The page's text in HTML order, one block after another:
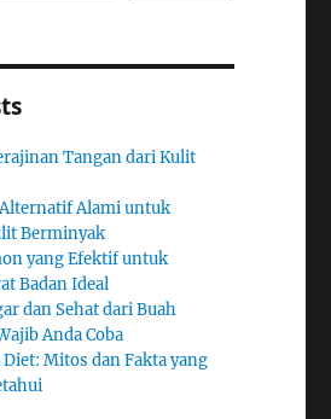
Tangan dari Kulit
Alami untuk
Berminyak
yang Efektif untuk
Badan Ideal
dan Sehat dari Buah
Anda Coba
Mitos dan Fakta yang